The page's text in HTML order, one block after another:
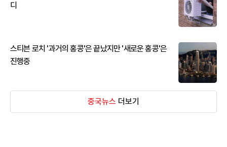
디
스티븐 로치 '과거의 홍콩'은 끝났지만 '새로운 홍콩'은
진행중
중국뉴스 더보기